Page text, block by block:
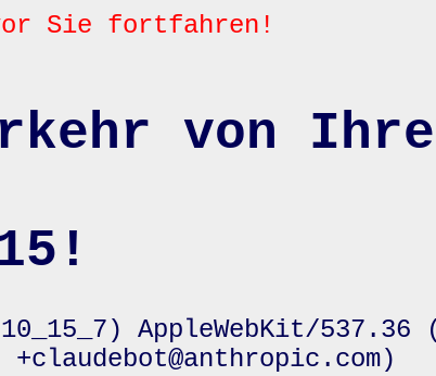
Sie fortfahren!
von
AppleWebKit/537.36